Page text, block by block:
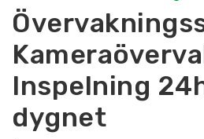
Inspelning
dygnet